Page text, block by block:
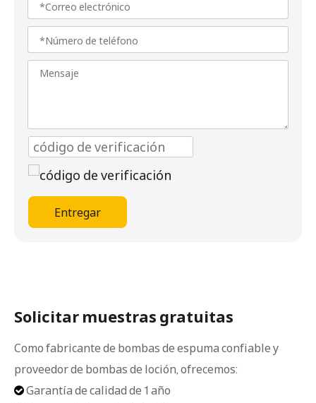
Entregar
Solicitar muestras gratuitas
Como fabricante de bombas de espuma confiable y
proveedor de bombas de loción, ofrecemos:
Garantía de calidad de 1 año